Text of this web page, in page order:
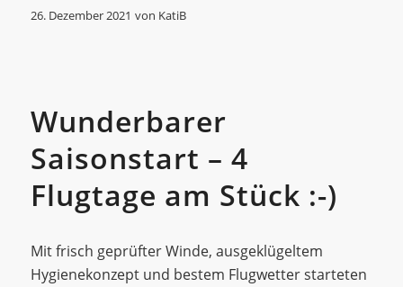
26. Dezember 2021 von KatiB
Wunderbarer
Saisonstart – 4
Flugtage am Stück :-)
Mit frisch geprüfter Winde, ausgeklügeltem
Hygienekonzept und bestem Flugwetter starteten